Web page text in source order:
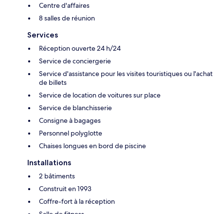
Centre d'affaires
8 salles de réunion
Services
Réception ouverte 24 h/24
Service de conciergerie
Service d'assistance pour les visites touristiques ou l'achat
de billets
Service de location de voitures sur place
Service de blanchisserie
Consigne à bagages
Personnel polyglotte
Chaises longues en bord de piscine
Installations
2 bâtiments
Construit en 1993
Coffre-fort à la réception